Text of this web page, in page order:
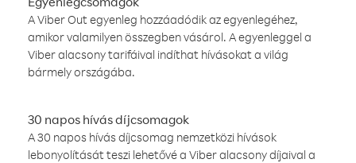
A Viber Out egyenleg hozzáadódik az egyenlegéhez,
amikor valamilyen összegben vásárol. A egyenleggel a
Viber alacsony tarifáival indíthat hívásokat a világ
bármely országába.
30 napos hívás díjcsomagok
A 30 napos hívás díjcsomag nemzetközi hívások
lebonyolítását teszi lehetővé a Viber alacsony díjaival a